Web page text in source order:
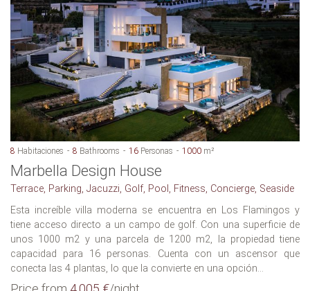
8 Habitaciones 8 Bathrooms 16 Personas 1000 m²
Marbella Design House
Terrace, Parking, Jacuzzi, Golf, Pool, Fitness, Concierge, Seaside
Esta increíble villa moderna se encuentra en Los Flamingos y
tiene acceso directo a un campo de golf. Con una superficie de
unos 1000 m2 y una parcela de 1200 m2, la propiedad tiene
capacidad para 16 personas. Cuenta con un ascensor que
conecta las 4 plantas, lo que la convierte en una opción...